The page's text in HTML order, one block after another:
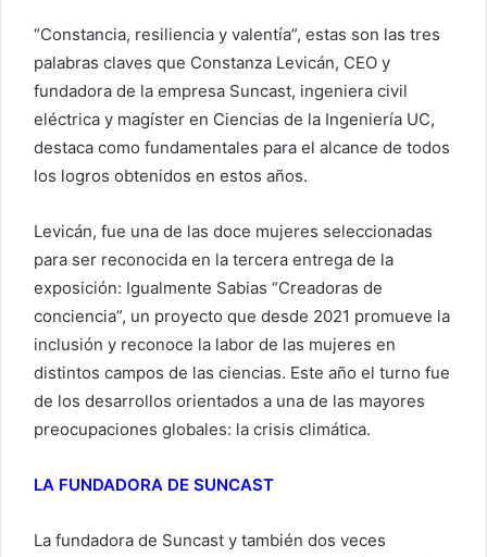
“Constancia, resiliencia y valentía”, estas son las tres
palabras claves que Constanza Levicán, CEO y
fundadora de la empresa Suncast, ingeniera civil
eléctrica y magíster en Ciencias de la Ingeniería UC,
destaca como fundamentales para el alcance de todos
los logros obtenidos en estos años.
Levicán, fue una de las doce mujeres seleccionadas
para ser reconocida en la tercera entrega de la
exposición: Igualmente Sabias “Creadoras de
conciencia”, un proyecto que desde 2021 promueve la
inclusión y reconoce la labor de las mujeres en
distintos campos de las ciencias. Este año el turno fue
de los desarrollos orientados a una de las mayores
preocupaciones globales: la crisis climática.
LA FUNDADORA DE SUNCAST
La fundadora de Suncast y también dos veces